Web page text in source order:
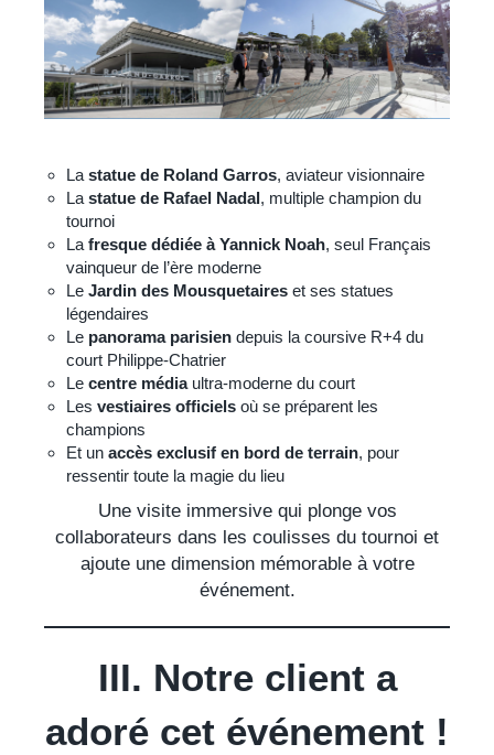
La statue de Roland Garros, aviateur visionnaire
La statue de Rafael Nadal, multiple champion du
tournoi
La fresque dédiée à Yannick Noah, seul Français
vainqueur de l’ère moderne
Le Jardin des Mousquetaires et ses statues
légendaires
Le panorama parisien depuis la coursive R+4 du
court Philippe-Chatrier
Le centre médiaultra-moderne du court
Les vestiaires officiels où se préparent les
champions
Et un accès exclusif en bord de terrain, pour
ressentir toute la magie du lieu
Une visite immersive qui plonge vos
collaborateurs dans les coulisses du tournoi et
ajoute une dimension mémorable à votre
événement.
III. Notre client a
adoré cet événement !